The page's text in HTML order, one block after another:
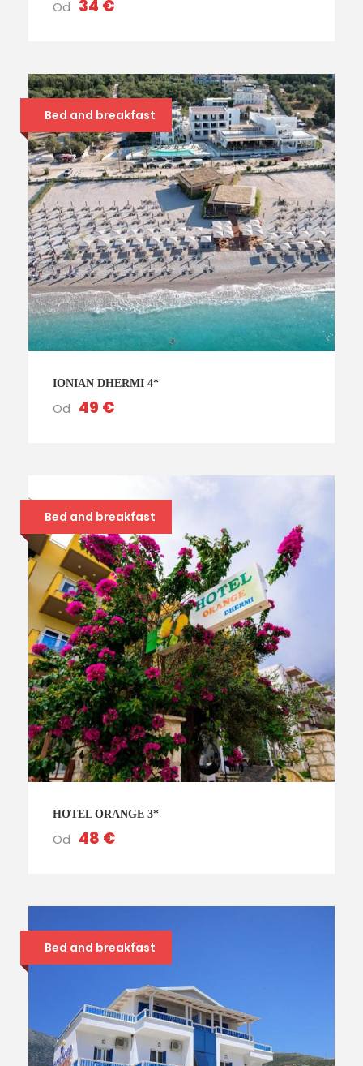
Od 34 €
Bed and breakfast
IONIAN DHERMI 4*
Od 49 €
Bed and breakfast
HOTEL ORANGE 3*
Od 48 €
Bed and breakfast